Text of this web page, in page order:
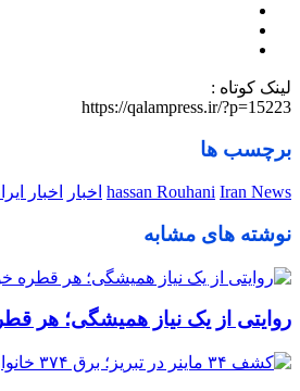
لینک کوتاه :
https://qalampress.ir/?p=15223
برچسب ها
hassan Rouhani Iran News اخبار اخبار
نوشته های مشابه
روایتی از یک نیاز همیشگی؛ هر